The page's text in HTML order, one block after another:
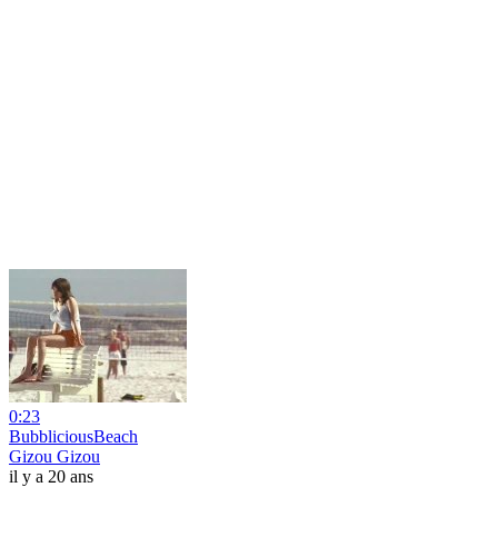
0:23
BubbliciousBeach
Gizou Gizou
il y a 20 ans